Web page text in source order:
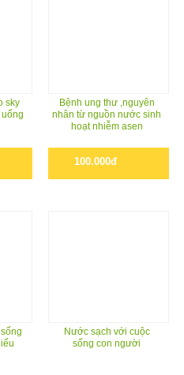
sky
Bệnh ung thư ,nguyên
nhân từ nguồn nước sinh
hoạt nhiễm asen
100.000đ
Nước sạch với cuộc
sống con người